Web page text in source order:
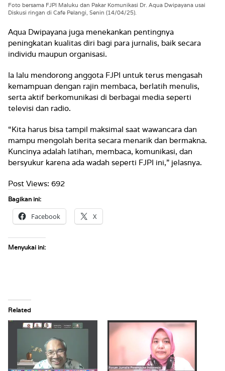
Foto bersama FJPI Maluku dan Pakar Komunikasi Dr. Aqua Dwipayana usai
Diskusi ringan di Cafe Pelangi, Senin (14/04/25).
Aqua Dwipayana juga menekankan pentingnya
peningkatan kualitas diri bagi para jurnalis, baik secara
individu maupun organisasi.
Ia lalu mendorong anggota FJPI untuk terus mengasah
kemampuan dengan rajin membaca, berlatih menulis,
serta aktif berkomunikasi di berbagai media seperti
televisi dan radio.
“Kita harus bisa tampil maksimal saat wawancara dan
mampu mengolah berita secara menarik dan bermakna.
Kuncinya adalah latihan, membaca, komunikasi, dan
bersyukur karena ada wadah seperti FJPI ini,” jelasnya.
Post Views: 692
Bagikan ini:
Facebook X
Menyukai ini:
Related